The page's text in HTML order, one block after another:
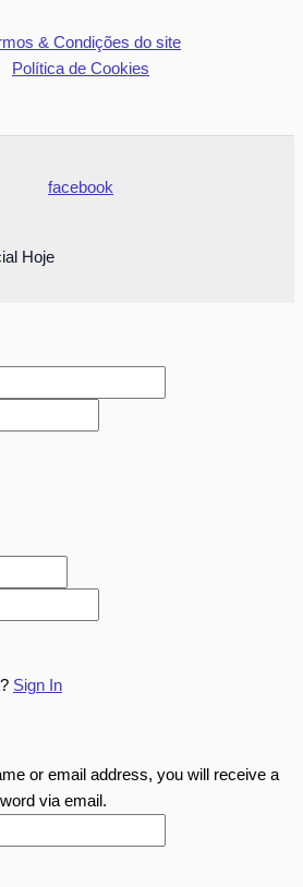
& Condições do site
Política de Cookies
facebook
Hoje
Sign In
or email address, you will receive a
via email.